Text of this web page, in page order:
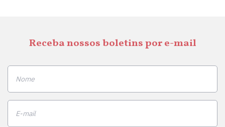
Receba nossos boletins por e-mail